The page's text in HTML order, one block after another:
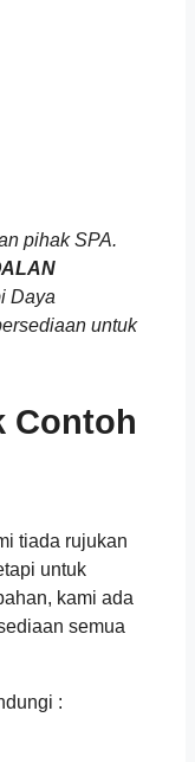
pihak SPA.
Daya
untuk
Contoh
tiada rujukan
untuk
kami ada
semua
: